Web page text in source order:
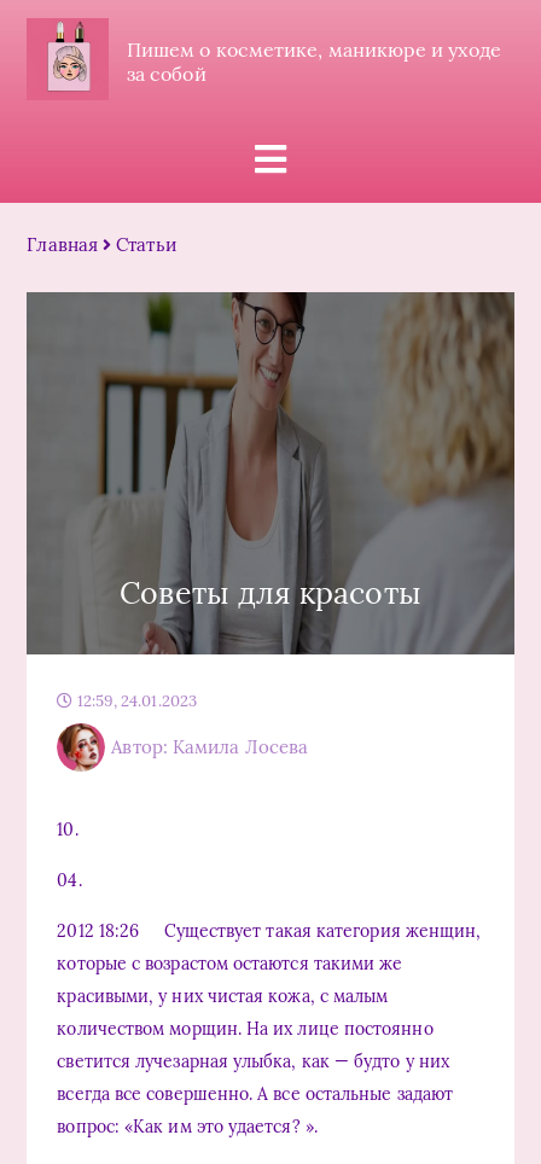
Пишем о косметике, маникюре и уходе
за собой
Главная Статьи
Советы для красоты
12:59, 24.01.2023
Автор: Камила Лосева
10.
04.
2012 18:26 Существует такая категория женщин,
которые с возрастом остаются такими же
красивыми, у них чистая кожа, с малым
количеством морщин. На их лице постоянно
светится лучезарная улыбка, как — будто у них
всегда все совершенно. А все остальные задают
вопрос: «Как им это удается? ».